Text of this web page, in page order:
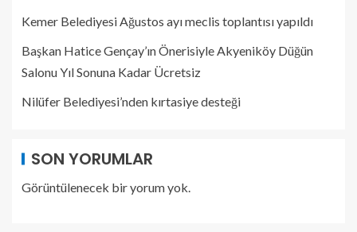
Kemer Belediyesi Ağustos ayı meclis toplantısı yapıldı
Başkan Hatice Gençay’ın Önerisiyle Akyeniköy Düğün
Salonu Yıl Sonuna Kadar Ücretsiz
Nilüfer Belediyesi’nden kırtasiye desteği
SON YORUMLAR
Görüntülenecek bir yorum yok.